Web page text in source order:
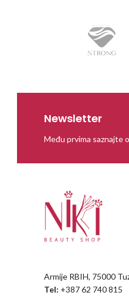
Newsletter
Među prvima saznajte
Armije RBIH, 75000
Tel: +387 62 740 815